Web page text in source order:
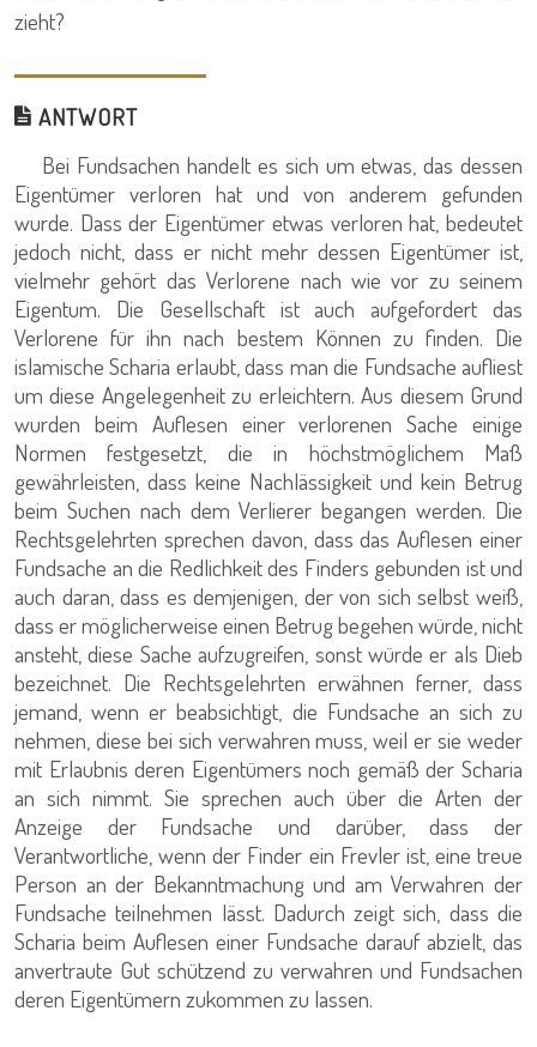
zieht?
ANTWORT
Bei Fundsachen handelt es sich um etwas, das dessen
Eigentümer verloren hat und von anderem gefunden
wurde. Dass der Eigentümer etwas verloren hat, bedeutet
jedoch nicht, dass er nicht mehr dessen Eigentümer ist,
vielmehr gehört das Verlorene nach wie vor zu seinem
Eigentum. Die Gesellschaft ist auch aufgefordert das
Verlorene für ihn nach bestem Können zu finden. Die
islamische Scharia erlaubt, dass man die Fundsache aufliest
um diese Angelegenheit zu erleichtern. Aus diesem Grund
wurden beim Auflesen einer verlorenen Sache einige
Normen festgesetzt, die in höchstmöglichem Maß
gewährleisten, dass keine Nachlässigkeit und kein Betrug
beim Suchen nach dem Verlierer begangen werden. Die
Rechtsgelehrten sprechen davon, dass das Auflesen einer
Fundsache an die Redlichkeit des Finders gebunden ist und
auch daran, dass es demjenigen, der von sich selbst weiß,
dass er möglicherweise einen Betrug begehen würde, nicht
ansteht, diese Sache aufzugreifen, sonst würde er als Dieb
bezeichnet. Die Rechtsgelehrten erwähnen ferner, dass
jemand, wenn er beabsichtigt, die Fundsache an sich zu
nehmen, diese bei sich verwahren muss, weil er sie weder
mit Erlaubnis deren Eigentümers noch gemäß der Scharia
an sich nimmt. Sie sprechen auch über die Arten der
Anzeige der Fundsache und darüber, dass der
Verantwortliche, wenn der Finder ein Frevler ist, eine treue
Person an der Bekanntmachung und am Verwahren der
Fundsache teilnehmen lässt. Dadurch zeigt sich, dass die
Scharia beim Auflesen einer Fundsache darauf abzielt, das
anvertraute Gut schützend zu verwahren und Fundsachen
deren Eigentümern zukommen zu lassen.